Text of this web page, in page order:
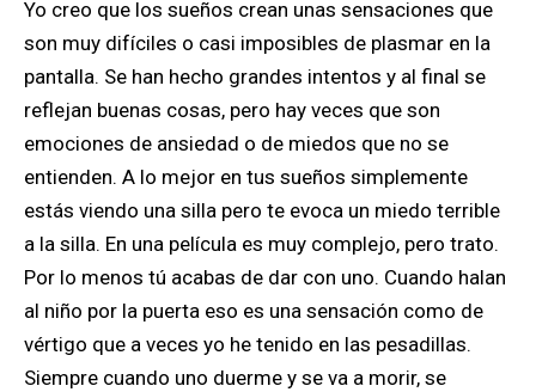
Yo creo que los sueños crean unas sensaciones que
son muy difíciles o casi imposibles de plasmar en la
pantalla. Se han hecho grandes intentos y al final se
reflejan buenas cosas, pero hay veces que son
emociones de ansiedad o de miedos que no se
entienden. A lo mejor en tus sueños simplemente
estás viendo una silla pero te evoca un miedo terrible
a la silla. En una película es muy complejo, pero trato.
Por lo menos tú acabas de dar con uno. Cuando halan
al niño por la puerta eso es una sensación como de
vértigo que a veces yo he tenido en las pesadillas.
Siempre cuando uno duerme y se va a morir, se